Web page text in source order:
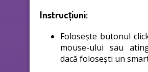
Instrucțiuni:
Folosește butonul
mouse-ului sau
dacă folosești un